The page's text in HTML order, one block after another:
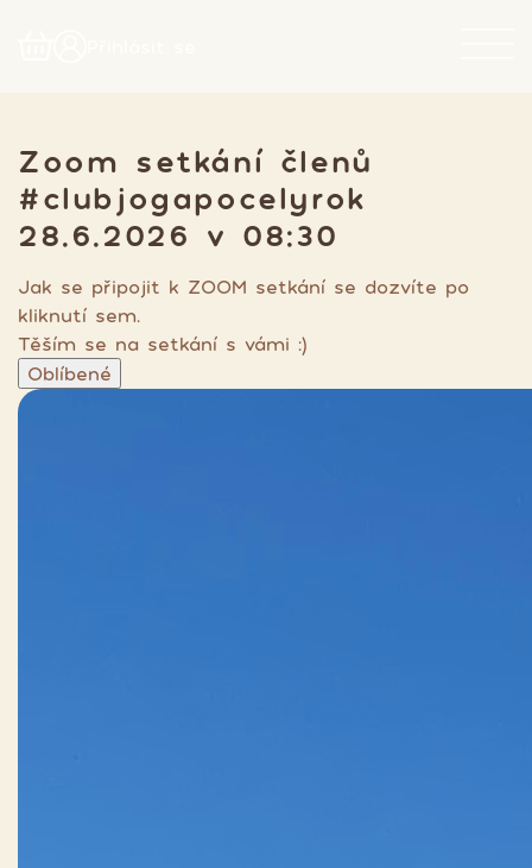
Zoom setkání členů
#clubjogapocelyrok
28.6.2026 v 08:30
Jak se připojit k ZOOM setkání se dozvíte po
kliknutí sem.
Těším se na setkání s vámi :)
Oblíbené